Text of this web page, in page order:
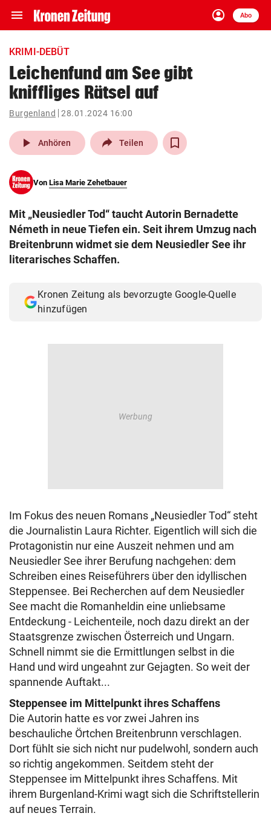
menu Navigation
ein-/ausklappen
account_circle
Anmelden
Abo
close Schließen
account_circle Anmelden
pin_drop
Wien arrow_right
search
eingeben
Muthgasse 2, 1190 Wien
KRIMI-DEBÜT
Leichenfund am See gibt
kniffliges Rätsel auf
Burgenland 28.01.2024 16:00
play_arrow Anhören Teilen
Von Lisa Marie Zehetbauer
Mit „Neusiedler Tod“ taucht Autorin Bernadette
Németh in neue Tiefen ein. Seit ihrem Umzug nach
Breitenbrunn widmet sie dem Neusiedler See ihr
literarisches Schaffen.
Kronen Zeitung als bevorzugte Google-Quelle
hinzufügen
Im Fokus des neuen Romans „Neusiedler Tod“ steht
die Journalistin Laura Richter. Eigentlich will sich die
Protagonistin nur eine Auszeit nehmen und am
Neusiedler See ihrer Berufung nachgehen: dem
Schreiben eines Reiseführers über den idyllischen
Steppensee. Bei Recherchen auf dem Neusiedler
See macht die Romanheldin eine unliebsame
Entdeckung - Leichenteile, noch dazu direkt an der
Staatsgrenze zwischen Österreich und Ungarn.
Schnell nimmt sie die Ermittlungen selbst in die
Hand und wird ungeahnt zur Gejagten. So weit der
spannende Auftakt...
Steppensee im Mittelpunkt ihres Schaffens
Die Autorin hatte es vor zwei Jahren ins
beschauliche Örtchen Breitenbrunn verschlagen.
Dort fühlt sie sich nicht nur pudelwohl, sondern auch
so richtig angekommen. Seitdem steht der
Steppensee im Mittelpunkt ihres Schaffens. Mit
ihrem Burgenland-Krimi wagt sich die Schriftstellerin
auf neues Terrain.